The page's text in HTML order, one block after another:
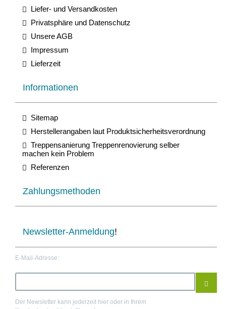
Liefer- und Versandkosten
Privatsphäre und Datenschutz
Unsere AGB
Impressum
Lieferzeit
Informationen
Sitemap
Herstellerangaben laut Produktsicherheitsverordnung
Treppensanierung Treppenrenovierung selber
machen kein Problem
Referenzen
Zahlungsmethoden
Newsletter-Anmeldung!
E-Mail-Adresse:
Der Newsletter kann jederzeit hier oder in Ihrem